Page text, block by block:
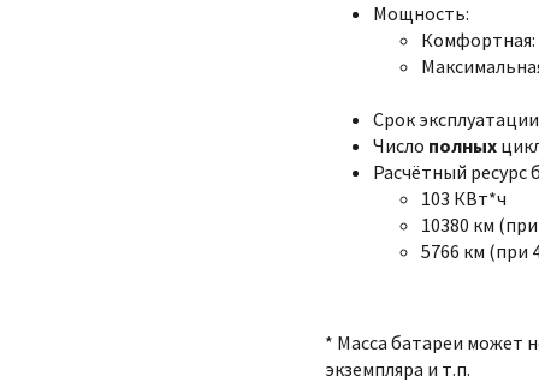
Мощность:
Комфортная:
Срок
Число полных
Расчётный ресурс
103 КВт*ч
10380 км
5766 км (при
* Масса батареи может
экземпляра и т.п.